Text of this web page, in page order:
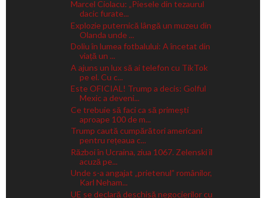
Marcel Ciolacu: „Piesele din tezaurul
dacic furate...
Explozie puternică lângă un muzeu din
Olanda unde ...
Doliu în lumea fotbalului: A încetat din
viață un ...
A ajuns un lux să ai telefon cu TikTok
pe el. Cu c...
Este OFICIAL! Trump a decis: Golful
Mexic a deveni...
Ce trebuie să faci ca să primești
aproape 100 de m...
Trump caută cumpărători americani
pentru rețeaua c...
Război în Ucraina, ziua 1067. Zelenski îl
acuză pe...
Unde s-a angajat „prietenul” românilor,
Karl Neham...
UE se declară deschisă negocierilor cu